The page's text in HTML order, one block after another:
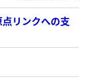
リンクへの支